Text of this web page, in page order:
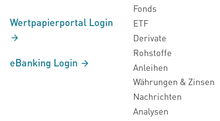
Wertpapierportal Login
eBanking Login
Fonds
ETF
Derivate
Rohstoffe
Anleihen
Währungen & Zinsen
Nachrichten
Analysen